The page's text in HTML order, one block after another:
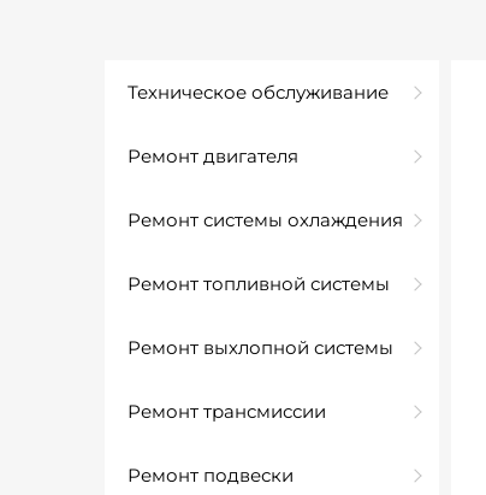
Техническое обслуживание
Ремонт двигателя
Ремонт системы охлаждения
Ремонт топливной системы
Ремонт выхлопной системы
Ремонт трансмиссии
Ремонт подвески